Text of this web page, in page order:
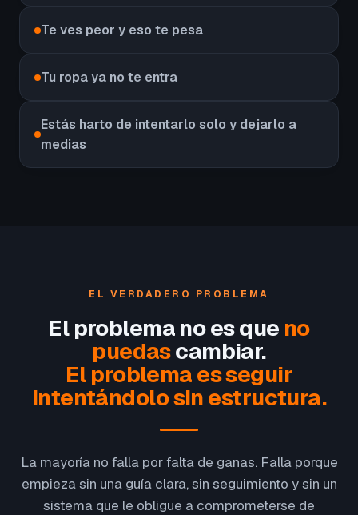
Te ves peor y eso te pesa
Tu ropa ya no te entra
Estás harto de intentarlo solo y dejarlo a
medias
EL VERDADERO PROBLEMA
El problema no es que no
puedascambiar.
El problema es seguir
intentándolo sin estructura.
La mayoría no falla por falta de ganas. Falla porque
empieza sin una guía clara, sin seguimiento y sin un
sistema que le obligue a comprometerse de